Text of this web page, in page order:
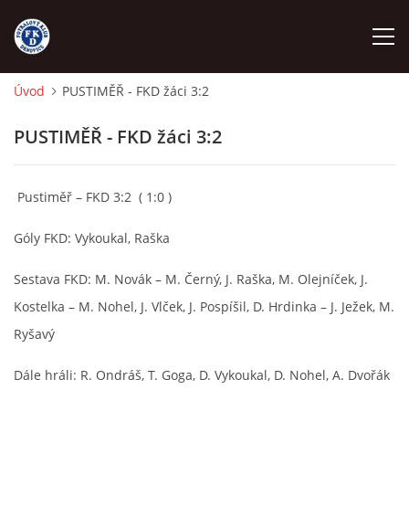
NÁBOR
FKD B
STARŠÍ DOROST
Úvod PUSTIMĚŘ - FKD žáci 3:2
PUSTIMĚŘ - FKD žáci 3:2
Pustiměř – FKD 3:2 ( 1:0 )
Góly FKD: Vykoukal, Raška
Sestava FKD: M. Novák – M. Černý, J. Raška, M. Olejníček, J.
Kostelka – M. Nohel, J. Vlček, J. Pospíšil, D. Hrdinka – J. Ježek, M.
Ryšavý
Dále hráli: R. Ondráš, T. Goga, D. Vykoukal, D. Nohel, A. Dvořák